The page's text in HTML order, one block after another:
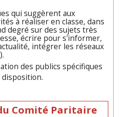
qui suggèrent aux
à réaliser en classe, dans
degré sur des sujets très
écrire pour s'informer,
intégrer les réseaux
des publics spécifiques
Comité Paritaire